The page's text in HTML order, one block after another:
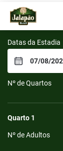
Datas da Estadia
Nº de Quartos
Quarto 1
Nº de Adultos